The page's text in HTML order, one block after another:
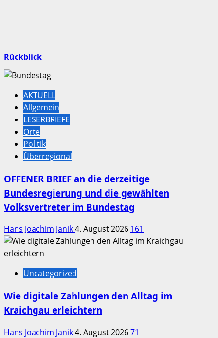
Rückblick
AKTUELL
Allgemein
LESERBRIEFE
Orte
Politik
Überregional
OFFENER BRIEF an die derzeitige
Bundesregierung und die gewählten
Volksvertreter im Bundestag
Hans Joachim Janik4. August 2026 161
Uncategorized
Wie digitale Zahlungen den Alltag im
Kraichgau erleichtern
Hans Joachim Janik4. August 202671